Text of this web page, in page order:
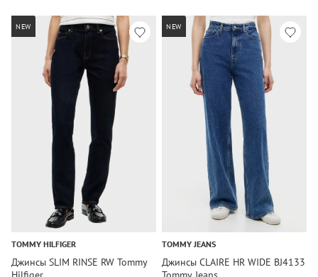
NEW
TOMMY HILFIGER
Джинсы SLIM RINSE RW Tommy
NEW
TOMMY JEANS
Джинсы CLAIRE HR WIDE BJ4133